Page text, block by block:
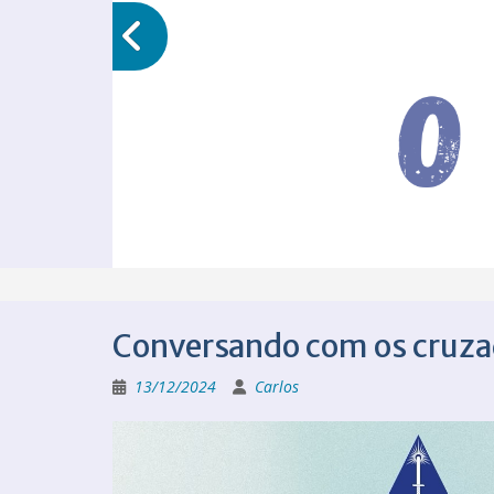
Conversando com os
13/12/2024 Carlos